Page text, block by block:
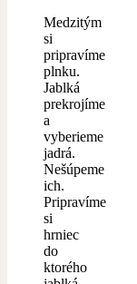
Medzitým
si
pripravíme
plnku.
Jablká
prekrojíme
a
vyberieme
jadrá.
Nešúpeme
ich.
Pripravíme
si
hrniec
do
ktorého